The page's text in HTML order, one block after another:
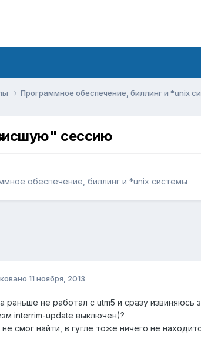
Программное обеспечение, биллинг и *unix
сессию
обеспечение, биллинг и *unix системы
11 ноября, 2013
раньше не работал с utm5 и сразу
interrim-update выключен)?
смог найти, в гугле тоже ничего не